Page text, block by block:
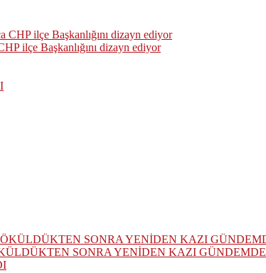
ilçe Başkanlığını dizayn ediyor
SONRA YENİDEN KAZI GÜNDEMDE